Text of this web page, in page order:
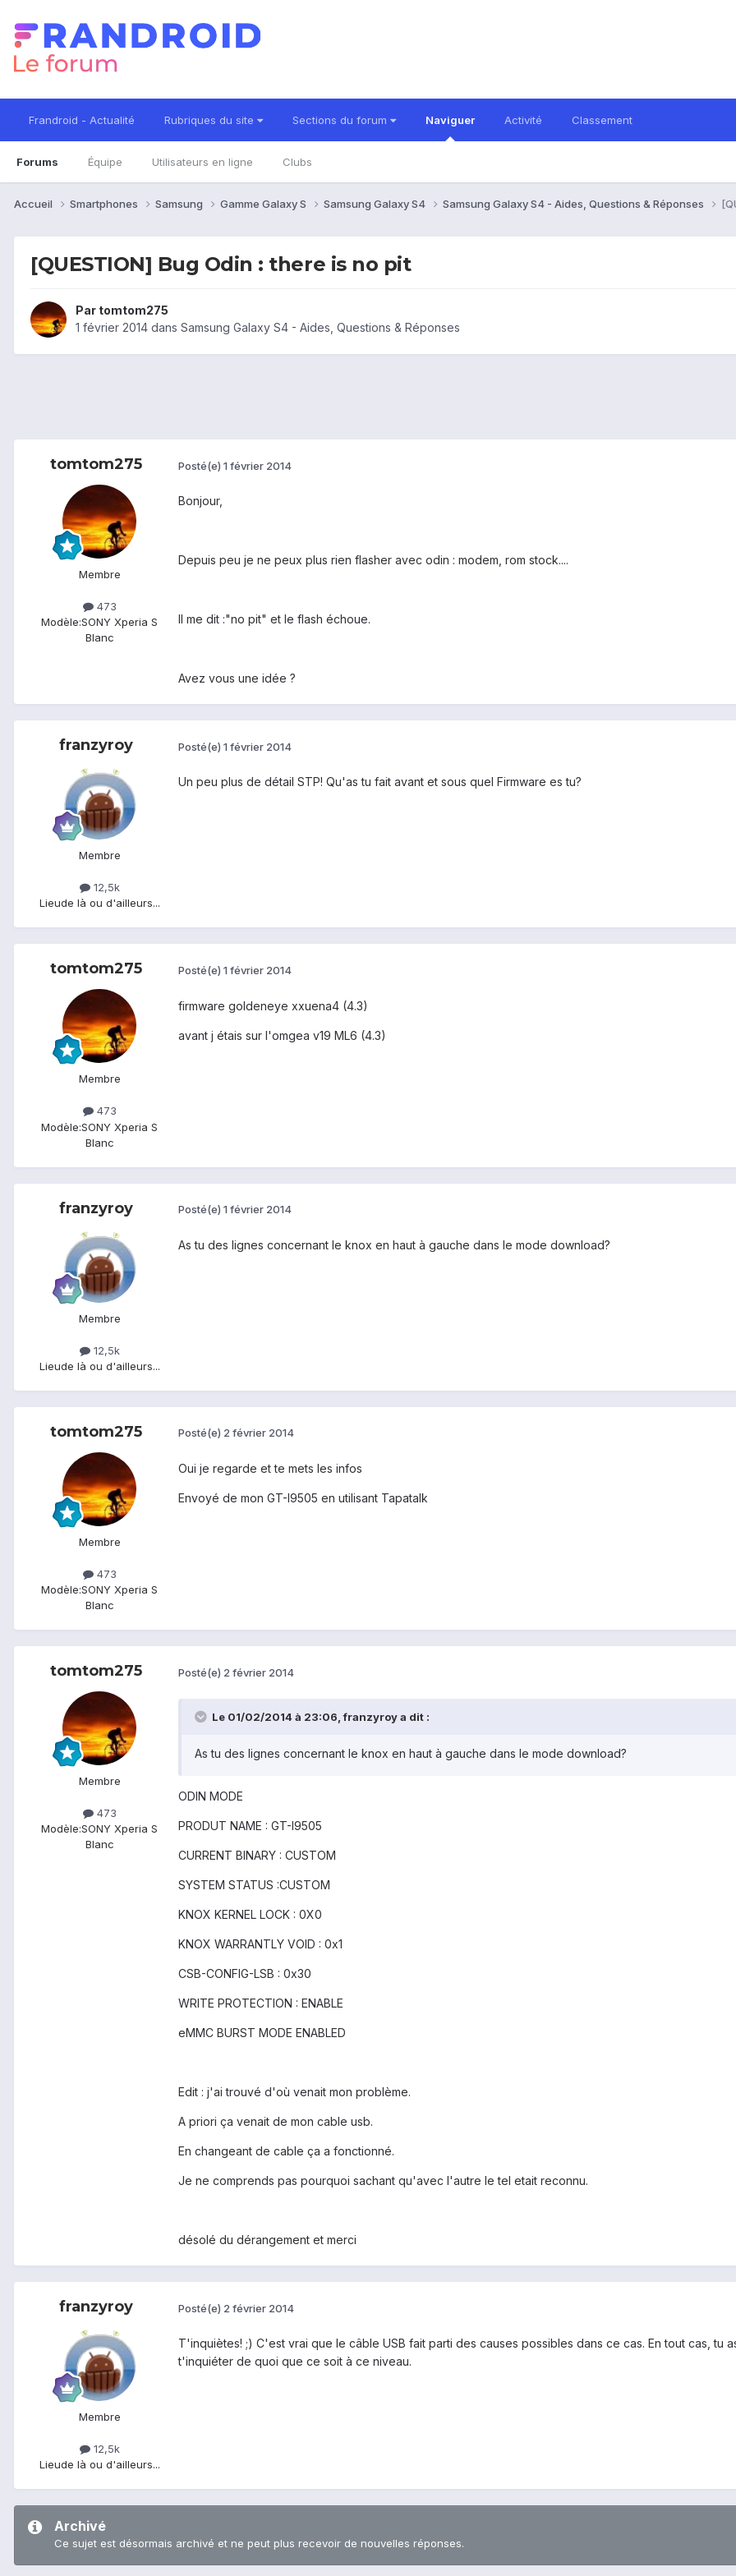
Frandroid - Actualité Rubriques du site Sections du forum Naviguer
Forums Équipe Utilisateurs en ligne Clubs
Activité Classement
Accueil Smartphones Samsung Gamme Galaxy S Samsung Galaxy S4 Samsung Galaxy S4 - Aides, Questions & Réponses
[QUESTION] Bug Odin : there is no pit
Par tomtom275
1 février 2014 dans Samsung Galaxy S4 - Aides, Questions & Réponses
tomtom275
Membre
473
Modèle:SONY Xperia S
Blanc
Posté(e) 1 février 2014
Bonjour,
Depuis peu je ne peux plus rien flasher avec odin : modem, rom stock....
Il me dit :"no pit" et le flash échoue.
Avez vous une idée ?
franzyroy
Membre
12,5k
Lieude là ou d'ailleurs...
Posté(e) 1 février 2014
Un peu plus de détail STP! Qu'as tu fait avant et sous quel Firmware es tu?
tomtom275
Membre
473
Modèle:SONY Xperia S
Blanc
Posté(e) 1 février 2014
firmware goldeneye xxuena4 (4.3)
avant j étais sur l'omgea v19 ML6 (4.3)
franzyroy
Membre
12,5k
Lieude là ou d'ailleurs...
Posté(e) 1 février 2014
As tu des lignes concernant le knox en haut à gauche dans le mode download?
tomtom275
Membre
473
Modèle:SONY Xperia S
Blanc
Posté(e) 2 février 2014
Oui je regarde et te mets les infos
Envoyé de mon GT-I9505 en utilisant Tapatalk
tomtom275
Membre
473
Modèle:SONY Xperia S
Blanc
Posté(e) 2 février 2014
Le 01/02/2014 à 23:06, franzyroy a dit :
As tu des lignes concernant le knox en haut à gauche dans le mode download?
ODIN MODE
PRODUT NAME : GT-I9505
CURRENT BINARY : CUSTOM
SYSTEM STATUS :CUSTOM
KNOX KERNEL LOCK : 0X0
KNOX WARRANTLY VOID : 0x1
CSB-CONFIG-LSB : 0x30
WRITE PROTECTION : ENABLE
eMMC BURST MODE ENABLED
Edit : j'ai trouvé d'où venait mon problème.
A priori ça venait de mon cable usb.
En changeant de cable ça a fonctionné.
Je ne comprends pas pourquoi sachant qu'avec l'autre le tel etait reconnu.
désolé du dérangement et merci
franzyroy
Membre
12,5k
Lieude là ou d'ailleurs...
Posté(e) 2 février 2014
T'inquiètes! ;) C'est vrai que le câble USB fait parti des causes possibles dans ce cas. En tout cas, tu
t'inquiéter de quoi que ce soit à ce niveau.
Archivé
Ce sujet est désormais archivé et ne peut plus recevoir de nouvelles réponses.